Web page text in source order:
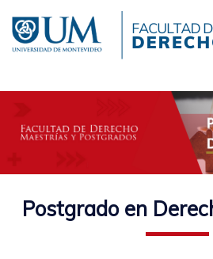
contenido
principal
Postgrado en